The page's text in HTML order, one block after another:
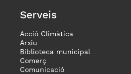
Serveis
Acció Climàtica
Arxiu
Biblioteca municipal
Comerç
Comunicació